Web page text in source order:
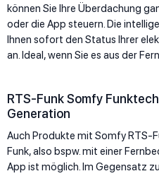
können Sie Ihre Überdachung
oder die App steuern. Die
Ihnen sofort den Status Ihrer
an. Ideal, wenn Sie es aus der
RTS-Funk Somfy
Generation
Auch Produkte mit Somfy RTS-
Funk, also bspw. mit einer
App ist möglich. Im Gegensatz